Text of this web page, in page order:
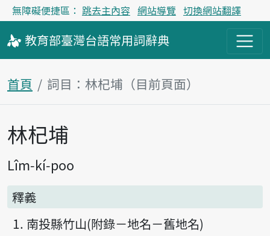
無障礙便捷區： 跳去主內容 網站導覽 切換網站翻譯
教育部臺灣台語常用詞辭典
首頁 詞目：林杞埔（目前頁面）
主內容區塊
林杞埔
Lîm-kí-poo
釋義
南投縣竹山(附錄－地名－舊地名)